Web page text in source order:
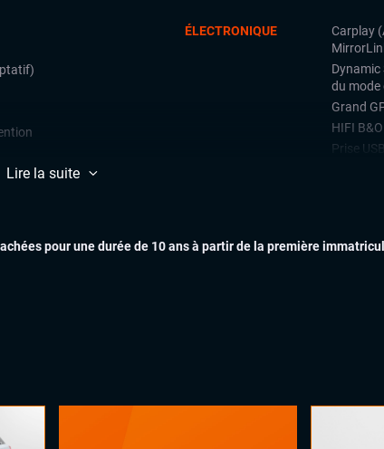
et
ÉLECTRONIQUE
Carplay
Dynamic
du mode
Grand
HIFI B&O
Prise USB
Lire la suite
pour une durée de 10 ans à partir de la première